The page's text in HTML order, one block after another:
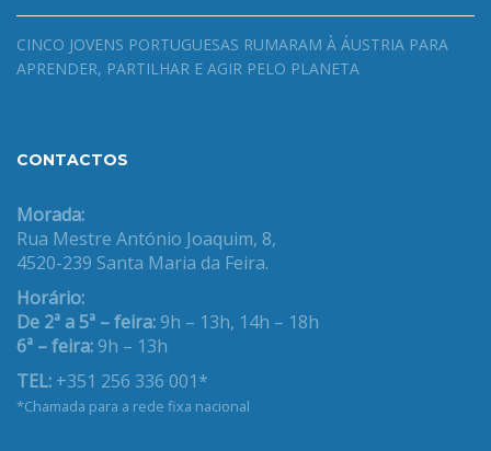
CINCO JOVENS PORTUGUESAS RUMARAM À ÁUSTRIA PARA
APRENDER, PARTILHAR E AGIR PELO PLANETA
CONTACTOS
Morada:
Rua Mestre António Joaquim, 8,
4520-239 Santa Maria da Feira.
Horário:
De 2ª a 5ª – feira: 9h – 13h, 14h – 18h
6ª – feira: 9h – 13h
TEL: +351 256 336 001*
*Chamada para a rede fixa nacional